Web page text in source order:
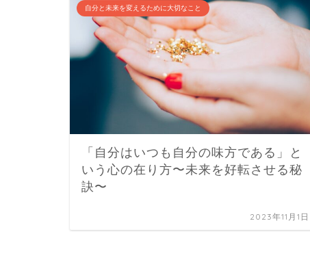
自分と未来を変えるために大切なこと
「自分はいつも自分の味方である」と
いう心の在り方〜未来を好転させる秘
訣〜
2023年11月1日